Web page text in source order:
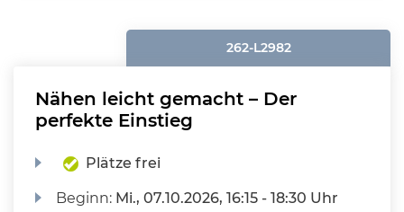
262-L2982
Nähen leicht gemacht – Der
perfekte Einstieg
Plätze frei
Beginn: Mi., 07.10.2026, 16:15 - 18:30 Uhr